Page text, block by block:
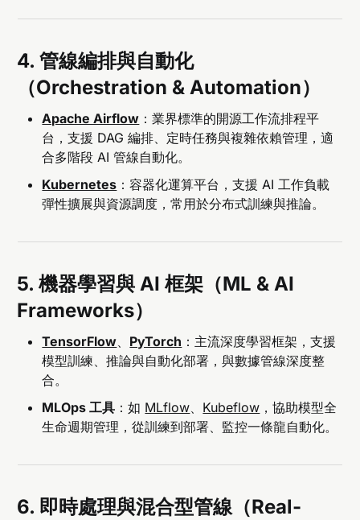
4. 管線編排與自動化
（Orchestration & Automation）
Apache Airflow ：業界標準的開源工作流排程平
台，支援 DAG 編排、定時任務與複雜依賴管理，適
合多階段 AI 管線自動化。
Kubernetes ：容器化運算平台，支援 AI 工作負載
彈性擴展與資源調度，常用於分布式訓練與推論。
5. 機器學習與 AI 框架（ML & AI
Frameworks）
TensorFlow PyTorch ：主流深度學習框架，支援
模型訓練、推論與自動化部署，與數據管線深度整
合。
MLOps 工具 ：如 MLflow Kubeflow ，協助模型全
生命週期管理，從訓練到部署、監控一條龍自動化。
6. 即時處理與混合型管線（Real-